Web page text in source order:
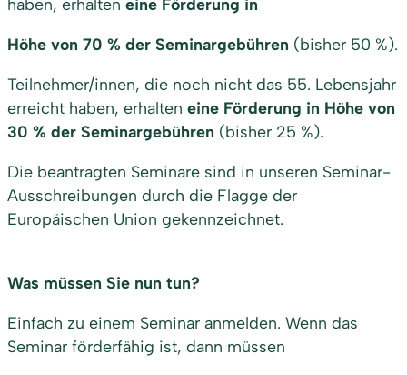
haben, erhalten eine Förderung in
Höhe von 70 % der Seminargebühren (bisher 50 %).
Teilnehmer/innen, die noch nicht das 55. Lebensjahr
erreicht haben, erhalten eine Förderung in Höhe von
30 % der Seminargebühren (bisher 25 %).
Die beantragten Seminare sind in unseren Seminar-
Ausschreibungen durch die Flagge der
Europäischen Union gekennzeichnet.
Was müssen Sie nun tun?
Einfach zu einem Seminar anmelden. Wenn das
Seminar förderfähig ist, dann müssen